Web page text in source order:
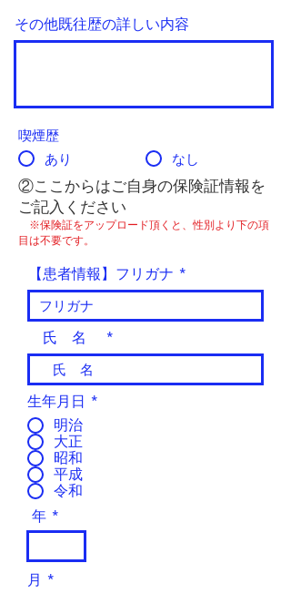
その他既往歴の詳しい内容
喫煙歴
あり
なし
②ここからはご自身の保険証情報を
ご記入ください
※保険証をアップロード頂くと、性別より下の項
目は不要です。
【患者情報】フリガナ
氏 名
生年月日 *
明治
大正
昭和
平成
令和
年
月